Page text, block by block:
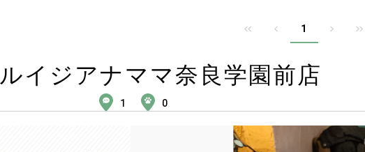
1
ルイジアナママ奈良学園前店
1 0